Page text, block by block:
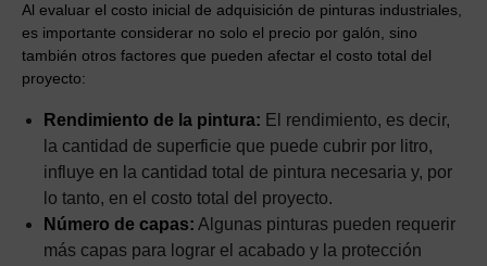
Al evaluar el costo inicial de adquisición de pinturas industriales,
es importante considerar no solo el precio por galón, sino
también otros factores que pueden afectar el costo total del
proyecto:
Rendimiento de la pintura: El rendimiento, es decir,
la cantidad de superficie que puede cubrir por litro,
influye en la cantidad total de pintura necesaria y, por
lo tanto, en el costo total del proyecto.
Número de capas: Algunas pinturas pueden requerir
más capas para lograr el acabado y la protección